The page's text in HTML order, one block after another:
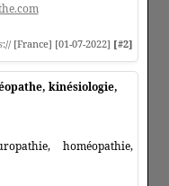
:// [France] [01-07-2022] [#2]
kinésiologie,
homéopathie,